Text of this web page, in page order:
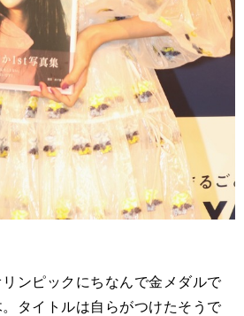
ンピックにちなんで金メダルで
タイトルは自らがつけたそうで